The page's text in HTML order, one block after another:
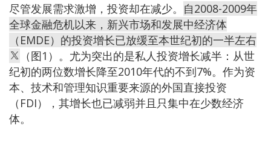
尽管发展需求激增，投资却在减少。 自2008-2009年
全球金融危机以来，新兴市场和发展中经济体
（EMDE）的投资增长已放缓至本世纪初的一半左右
（图1）。尤为突出的是私人投资增长减半：从世
纪初的两位数增长降至2010年代的不到7%。作为资
本、技术和管理知识重要来源的外国直接投资
（FDI），其增长也已减弱并且只集中在少数经济
体。